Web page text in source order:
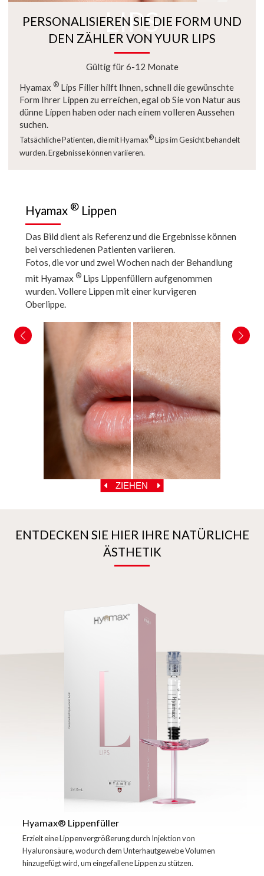
PERSONALISIEREN SIE DIE FORM UND
DEN ZÄHLER VON YUUR LIPS
LIPS
Gültig für 6-12 Monate
Hyamax ® Lips Filler hilft Ihnen, schnell die gewünschte
Form Ihrer Lippen zu erreichen, egal ob Sie von Natur aus
dünne Lippen haben oder nach einem volleren Aussehen
suchen.
Tatsächliche Patienten, die mit Hyamax®Lips im Gesicht behandelt
wurden. Ergebnisse können variieren.
Hyamax ® Lippen
Das Bild dient als Referenz und die Ergebnisse können
bei verschiedenen Patienten variieren.
Fotos, die vor und zwei Wochen nach der Behandlung
mit Hyamax® Lips Lippenfüllern aufgenommen
wurden. Vollere Lippen mit einer kurvigeren
Oberlippe.
ZIEHEN
ENTDECKEN SIE HIER IHRE NATÜRLICHE
ÄSTHETIK
Hyamax® Lippenfüller
Erzielt eine Lippenvergrößerung durch Injektion von
Hyaluronsäure, wodurch dem Unterhautgewebe Volumen
hinzugefügt wird, um eingefallene Lippen zu stützen.